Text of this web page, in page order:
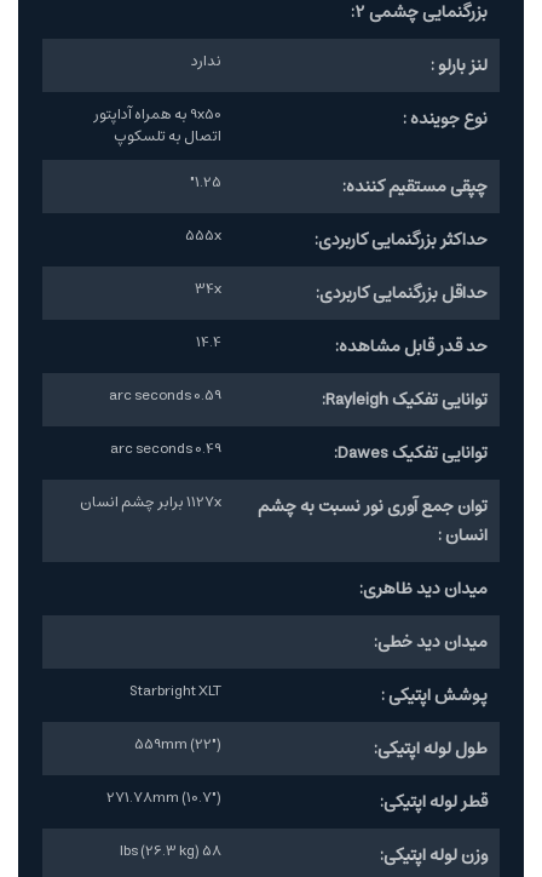
بزرگنمایی چشمی 2:
لنز بارلو :
ندارد
نوع جوینده :
9x50 به همراه آداپتور
اتصال به تلسکوپ
چپقی مستقیم کننده: 1.25"
حداکثر بزرگنمایی کاربردی: 555x
حداقل بزرگنمایی کاربردی: 34x
حد قدر قابل مشاهده: 14.4
توانایی تفکیک Rayleigh: 0.59 arc seconds
توانایی تفکیک Dawes: 0.49 arc seconds
توان جمع آوری نور نسبت به چشم
انسان :
1127x برابر چشم انسان
میدان دید ظاهری:
میدان دید خطی:
پوشش اپتیکی :
Starbright XLT
طول لوله اپتیکی: 559mm (22")
قطر لوله اپتیکی: 271.78mm (10.7")
وزن لوله اپتیکی: 58 lbs (26.3 kg)